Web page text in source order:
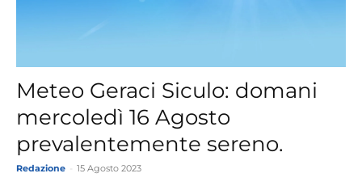
Meteo Geraci Siculo: domani
mercoledì 16 Agosto
prevalentemente sereno.
Redazione 15 Agosto 2023